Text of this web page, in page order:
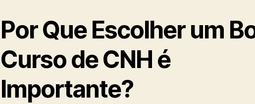
Por Que Escolher um
Curso de CNH é
Importante?